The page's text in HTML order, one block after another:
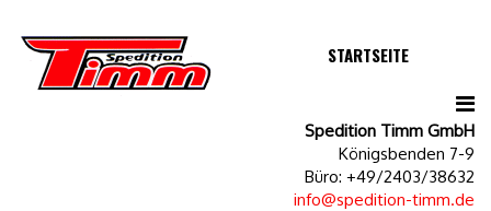
STARTSEITE
Spedition Timm GmbH
Königsbenden 7-9
Büro: +49/2403/38632
info@spedition-timm.de